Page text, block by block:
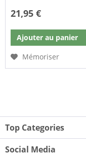
21,95 €
Ajouter au panier
Mémoriser
Top Categories
Social Media